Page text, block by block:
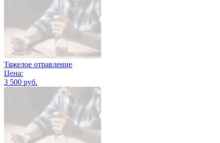
Тяжелое отравление
Цена:
3 500 руб.